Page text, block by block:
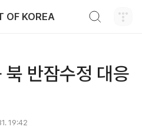
OF KOREA
반잠수정 대응
19:42